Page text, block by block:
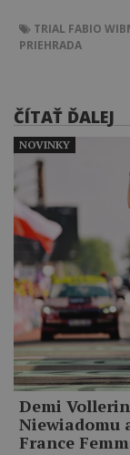
TRIAL FABIO
PRIEHRADA
ČÍTAŤ ĎALEJ
Demi
Niewiadomu
France
NOVINKY